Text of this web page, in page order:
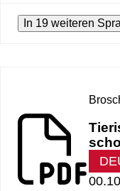
In 19 weiteren